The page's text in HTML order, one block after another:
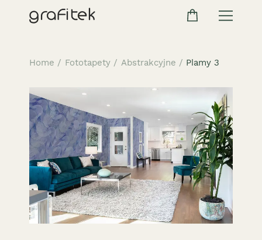
Home / Fototapety / Abstrakcyjne / Plamy 3